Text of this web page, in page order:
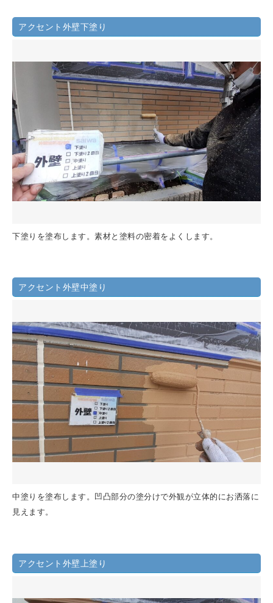
アクセント外壁下塗り
下塗りを塗布します。素材と塗料の密着をよくします。
アクセント外壁中塗り
中塗りを塗布します。凹凸部分の塗分けで外観が立体的にお洒落に
見えます。
アクセント外壁上塗り